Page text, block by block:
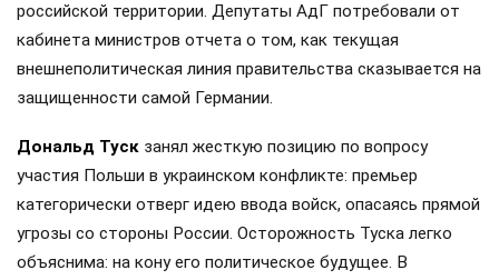
российской территории. Депутаты АдГ потребовали от
кабинета министров отчета о том, как текущая
внешнеполитическая линия правительства сказывается на
защищенности самой Германии.
Дональд Туск занял жесткую позицию по вопросу
участия Польши в украинском конфликте: премьер
категорически отверг идею ввода войск, опасаясь прямой
угрозы со стороны России. Осторожность Туска легко
объяснима: на кону его политическое будущее. В